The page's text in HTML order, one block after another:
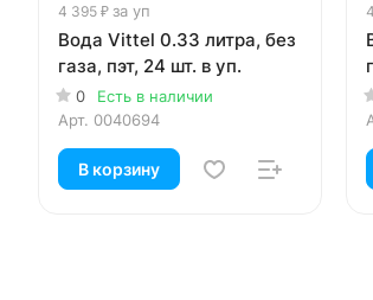
4 395 ₽ за уп
Вода Vittel 0.33 литра, без
газа, пэт, 24 шт. в уп.
0
Есть в наличии
Арт. 0040694
В корзину